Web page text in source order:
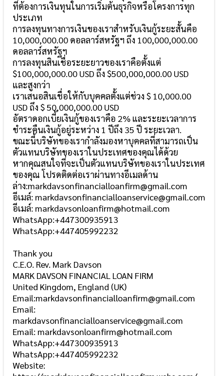
ที่ต้องการเงินทุนในการเริ่มต้นธุรกิจหรือโครงการทุก
ประเภท
การลงทุนทางการเงินของเราสำหรับเงินกู้ระยะสั้นคือ
10,000,000.00 ดอลลาร์สหรัฐฯ ถึง 100,000,000.00
ดอลลาร์สหรัฐฯ
การลงทุนสินเชื่อระยะยาวของเราคือตั้งแต่
$100,000,000.00 USD ถึง $500,000,000.00 USD
และสูงกว่า
เราเสนอสินเชื่อให้กับบุคคลตั้งแต่ช่วง $ 10,000.00
USD ถึง $ 50,000,000.00 USD
อัตราดอกเบี้ยเงินกู้ของเราคือ 2% และระยะเวลาการ
ชำระคืนเงินกู้อยู่ระหว่าง 1 ปีถึง 35 ปี ระยะเวลา.
ขณะนี้บริษัทของเรากำลังมองหาบุคคลที่สามารถเป็น
ตัวแทนบริษัทของเราในประเทศของคุณได้ด้วย
หากคุณสนใจที่จะเป็นตัวแทนบริษัทของเราในประเทศ
ของคุณ โปรดติดต่อเราผ่านทางอีเมลด้าน
ล่าง:markdavsonfinancialloanfirm@gmail.com
อีเมล์: markdavsonfinancialloanservice@gmail.com
อีเมล์: markdavsonloanfirm@hotmail.com
WhatsApp:+447300935913
WhatsApp:+447405992232
Thank you
C.E.O. Rev. Mark Davson
MARK DAVSON FINANCIAL LOAN FIRM
United Kingdom, England (UK)
Email:markdavsonfinancialloanfirm@gmail.com
Email:
markdavsonfinancialloanservice@gmail.com
Email: markdavsonloanfirm@hotmail.com
WhatsApp:+447300935913
WhatsApp:+447405992232
Website: